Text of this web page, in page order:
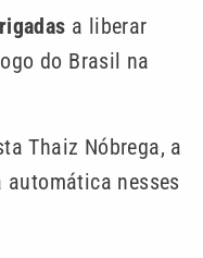
a liberar
do Brasil na
Thaiz Nóbrega, a
nesses